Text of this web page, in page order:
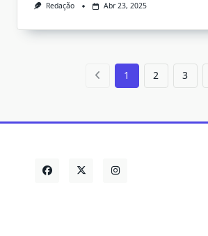
Redação Abr 23, 2025
1 2 3